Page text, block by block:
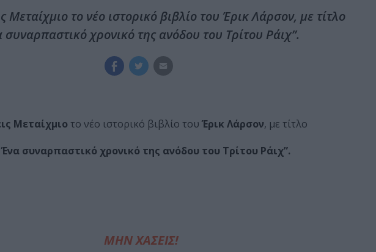
Μεταίχμιο το νέο ιστορικό βιβλίο του Έρικ Λάρσον, με τίτλο
χρονικό της ανόδου του Τρίτου Ράιχ”.
Μεταίχμιο το νέο ιστορικό βιβλίο του Έρικ Λάρσον, με τίτλο
συναρπαστικό χρονικό της ανόδου του Τρίτου Ράιχ”.
ΜΗΝ ΧΑΣΕΙΣ!